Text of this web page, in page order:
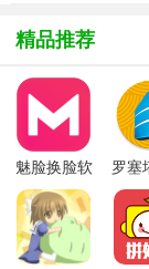
【鲁牧云app玩
1. 日常监控：登
健康状态、环境
2. 任务管理：
设置提醒，确保
3. 学习成长：浏
知识与技能。
精品推荐
魅脸换脸软
件
罗塞
安